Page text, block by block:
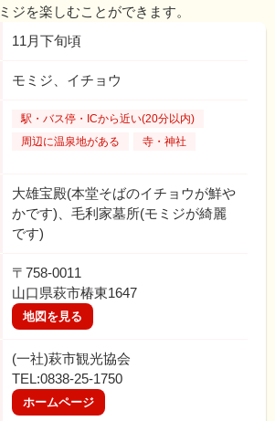
ミジを楽しむことができます。
11月下旬頃
モミジ、イチョウ
駅・バス停・ICから近い(20分以内)
周辺に温泉地がある
寺・神社
大雄宝殿(本堂そばのイチョウが鮮や
かです)、毛利家墓所(モミジが綺麗
です)
〒758-0011
山口県萩市椿東1647
地図を見る
(一社)萩市観光協会
TEL:0838-25-1750
ホームページ